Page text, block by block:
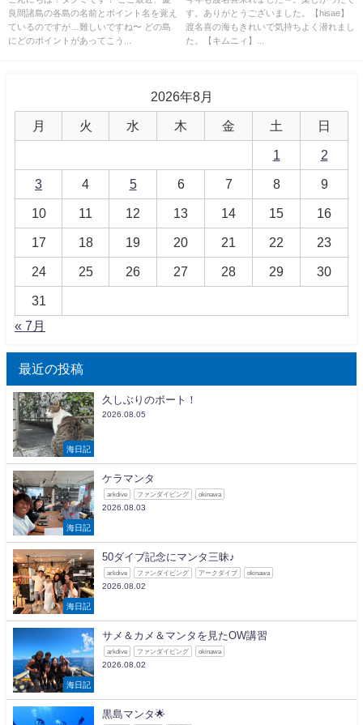
良間諸島の各島の名前とポイント名を覚え
ているのですが…難しいですね〜 どの島
にどのポイントがあってこう...
す。ありがとうございました。【hisae】
渡名喜の海もきれいで気持ちよく潜れまし
た。【キムニィ】...
2026年8月
月 火 水 木 金 土 日
1 2
3 4 5 6 7 8 9
10 11 12 13 14 15 16
17 18 19 20 21 22 23
24 25 26 27 28 29 30
31
« 7月
最近の投稿
海日記
久しぶりのボート！
2026.08.05
海日記
ケラマンタ
arkdive ファンダイビング okinawa
2026.08.03
海日記
50ダイブ記念にマンタ三昧♪
arkdive ファンダイビング アークダイブ okinawa
2026.08.02
海日記
サメ＆カメ＆マンタを見たOW講習
arkdive ファンダイビング okinawa
2026.08.02
黒島マンタ🌟